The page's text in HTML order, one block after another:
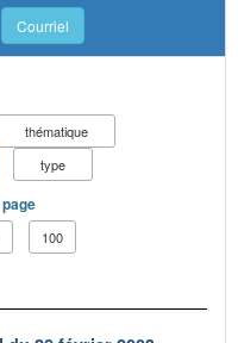
Courriel
thématique
type
100